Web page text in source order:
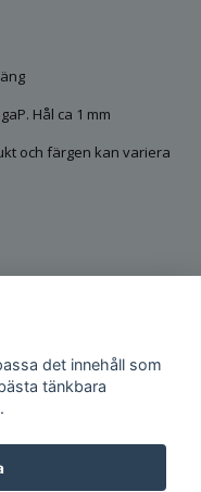
Hål ca 1 mm
och färgen kan variera
det innehåll som
tänkbara